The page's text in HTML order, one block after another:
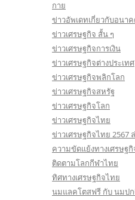
กาย
ข่าวอัพเดทเกี่ยวกับอนา
ข่าวเศรษฐกิจ สั้น ๆ
ข่าวเศรษฐกิจการเงิน
ข่าวเศรษฐกิจต่างประเทศ
ข่าวเศรษฐกิจพลิกโลก
ข่าวเศรษฐกิจสหรัฐ
ข่าวเศรษฐกิจโลก
ข่าวเศรษฐกิจไทย
ข่าวเศรษฐกิจไทย 2567
ความขัดแย้งทางเศรษฐกิ
ติดตามโลกกีฬาไทย
ทิศทางเศรษฐกิจไทย
นมแลคโตสฟรี กับ นมปก